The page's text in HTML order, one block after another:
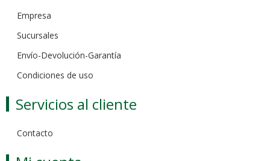
Empresa
Sucursales
Envío-Devolución-Garantía
Condiciones de uso
Servicios al cliente
Contacto